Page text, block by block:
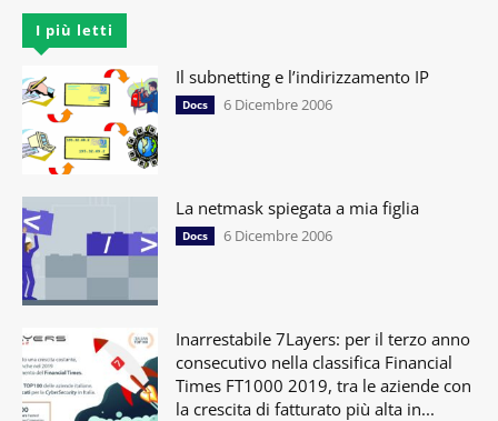
I più letti
Il subnetting e l’indirizzamento IP
Docs 6 Dicembre 2006
La netmask spiegata a mia figlia
Docs 6 Dicembre 2006
Inarrestabile 7Layers: per il terzo anno
consecutivo nella classifica Financial
Times FT1000 2019, tra le aziende con
la crescita di fatturato più alta in...